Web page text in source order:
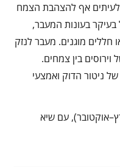
אף להצהבת הצמח
בעונות המעבר,
חללים מוגנים. מעבר לנזק
בין צמחים.
ניטור הדוק ואמצעי
עם שיא